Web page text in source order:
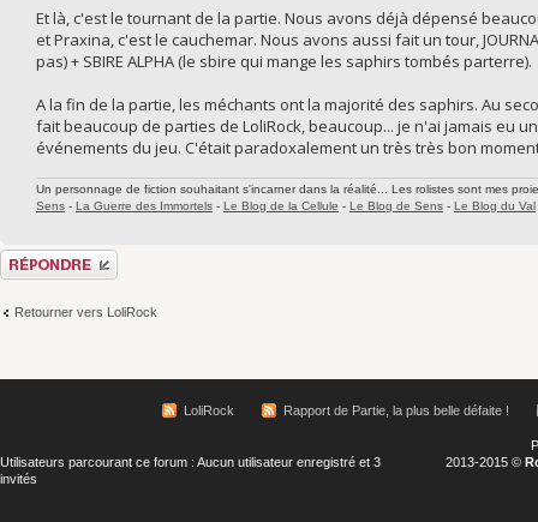
Et là, c'est le tournant de la partie. Nous avons déjà dépensé
et Praxina, c'est le cauchemar. Nous avons aussi fait un tour,
pas) + SBIRE ALPHA (le sbire qui mange les saphirs tombés parterre).
A la fin de la partie, les méchants ont la majorité des saphirs. Au
fait beaucoup de parties de LoliRock, beaucoup... je n'ai jamais eu
événements du jeu. C'était paradoxalement un très très bon
Un personnage de fiction souhaitant s'incarner dans la réalité... Les rolistes sont mes
Sens - La Guerre des Immortels - Le Blog de la Cellule - Le Blog de Sens - Le Blog du Val
Répondre
Retourner vers LoliRock
LoliRock Rapport de Partie, la plus belle défaite !
Utilisateurs parcourant ce forum : Aucun utilisateur enregistré et 3
invités
2013-2015 ©